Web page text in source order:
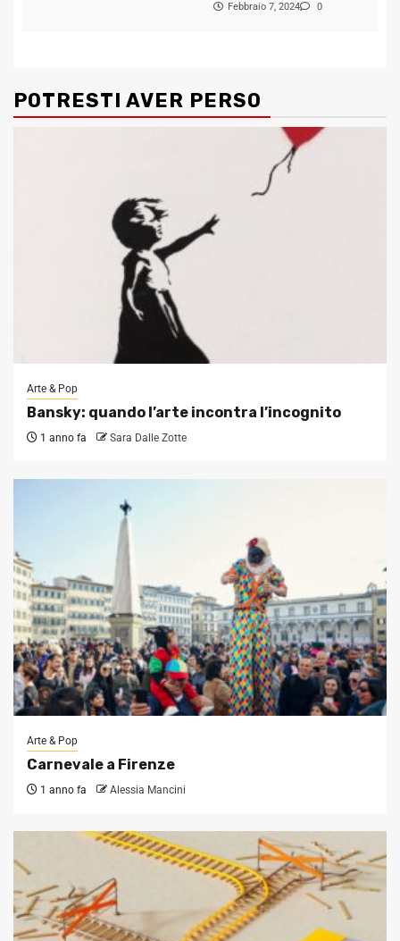
Febbraio 7, 2024
0
POTRESTI AVER PERSO
Arte & Pop
Bansky: quando l’arte incontra l’incognito
1 anno fa Sara Dalle Zotte
Arte & Pop
Carnevale a Firenze
1 anno fa Alessia Mancini